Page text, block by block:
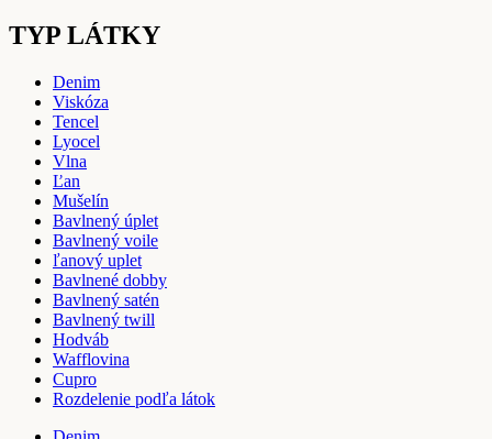
TYP LÁTKY
Denim
Viskóza
Tencel
Lyocel
Vlna
Ľan
Mušelín
Bavlnený úplet
Bavlnený voile
ľanový uplet
Bavlnené dobby
Bavlnený satén
Bavlnený twill
Hodváb
Wafflovina
Cupro
Rozdelenie podľa látok